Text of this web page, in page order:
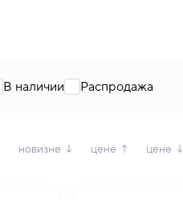
В наличии Распродажа
новизне ↓ цене ↑ цене ↓